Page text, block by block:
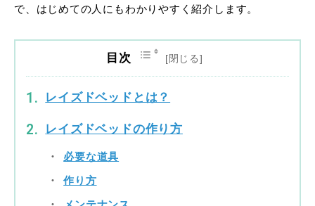
で、はじめての人にもわかりやすく紹介します。
目次
レイズドベッドとは？
レイズドベッドの作り方
必要な道具
作り方